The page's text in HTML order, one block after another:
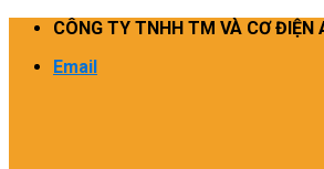
Skip
content
CÔNG TY TNHH TM VÀ CƠ ĐIỆN
Email